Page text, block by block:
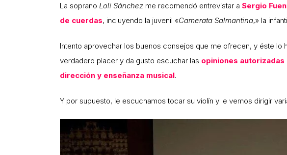
La soprano Loli Sánchez me recomendó entrevistar a Sergio
de cuerdas, incluyendo la juvenil «Camerata Salmantina,» la
Intento aprovechar los buenos consejos que me ofrecen, y éste lo
verdadero placer y da gusto escuchar las opiniones autorizadas
dirección y enseñanza musical.
Y por supuesto, le escuchamos tocar su violín y le vemos dirigir